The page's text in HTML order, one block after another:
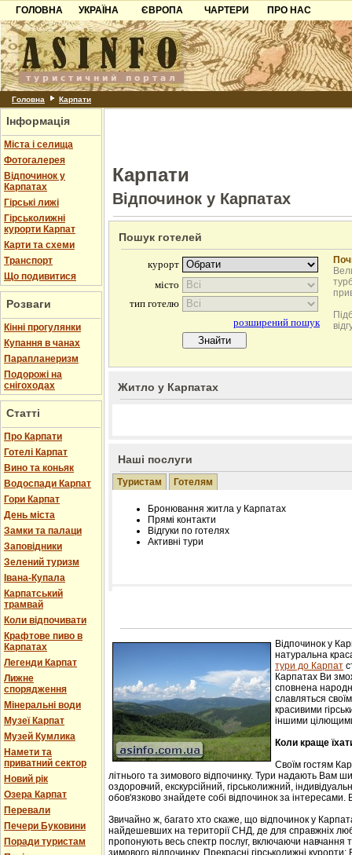
ГОЛОВНА
УКРАЇНА
Карпати
Азов
Причорноморря
Шацьк
ЄВРОПА
Чорногорія
Хорватія
Болгарія
ЧАРТЕРИ
ПРО НАС
Контакти
Партнерам
Додати готель
Головна Карпати
Інформація
Міста і селища
Фотогалерея
Відпочинок у
Карпатах
Гірські лижі
Гірськолижні
курорти Карпат
Карти та схеми
Транспорт
Що подивитися
Розваги
Кінні прогулянки
Купання в чанах
Парапланеризм
Подорожі на
снігоходах
Статті
Про Карпати
Готелі Карпат
Вино та коньяк
Водоспади Карпат
Гори Карпат
День міста
Замки та палаци
Заповідники
Зелений туризм
Івана-Купала
Карпатський
трамвай
Коли відпочивати
Крафтове пиво в
Карпатах
Легенди Карпат
Лижне
спорядження
Мінеральні води
Музеї Карпат
Музей Кумлика
Намети та
приватний сектор
Новий рік
Озера Карпат
Перевали
Печери Буковини
Поради туристам
Карпати
Відпочинок у Карпатах
Пошук готелей
Житло у Карпатах
Наші послуги
Туристам Готелям
Бронювання житла у Карпатах
Прямі контакти
Відгуки по готелях
Активні тури
Лічільник відвідувачів
Відпочинок у
натуральна
тури до Карпат
Карпатах Ви
сповнена
славляться
красивими
іншими
Коли краще
Своїм гостям
літнього та зимового відпочинку. Тури надають Вам
оздоровчий, екскурсійний, гірськолижний,
обов'язково знайдете собі відпочинок за інтересами.
Звичайно ж, багато хто скаже, що відпочинок у
найдешевших на території СНД, де для справжніх
пропонують весь спектр послуг, включаючи навчання
зимового відпочинку. Прекрасні гірськолижні